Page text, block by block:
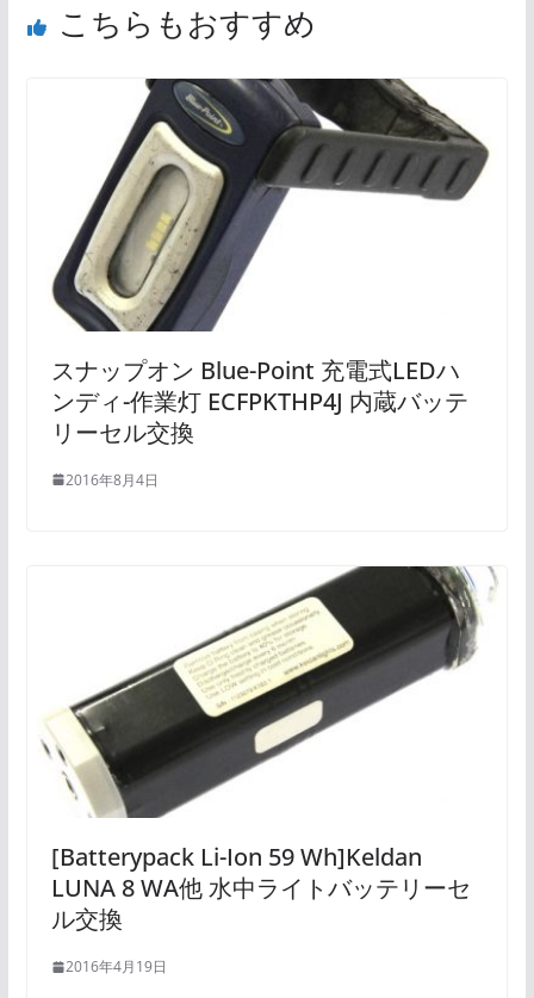
こちらもおすすめ
スナップオン Blue-Point 充電式LEDハ
ンディ-作業灯 ECFPKTHP4J 内蔵バッテ
リーセル交換
2016年8月4日
[Batterypack Li-Ion 59 Wh]Keldan
LUNA 8 WA他 水中ライトバッテリーセ
ル交換
2016年4月19日